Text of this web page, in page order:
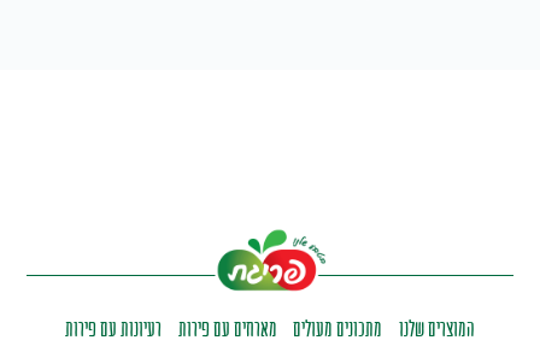
המוצרים שלנו מתכונים מעולים מארחים עם פירות
רעיונות עם פירות